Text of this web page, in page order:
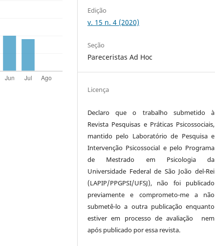
Edição
v. 15 n. 4 (2020)
Seção
Pareceristas Ad Hoc
Licença
Declaro que o trabalho submetido à
Revista Pesquisas e Práticas Psicossociais,
mantido pelo Laboratório de Pesquisa e
Intervenção Psicossocial e pelo Programa
de Mestrado em Psicologia da
Universidade Federal de São João del-Rei
(LAPIP/PPGPSI/UFSJ), não foi publicado
previamente e comprometo-me a não
submetê-lo a outra publicação enquanto
estiver em processo de avaliação nem
após publicado por essa revista.